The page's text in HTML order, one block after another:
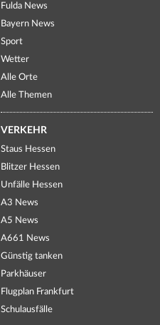
Fulda News
Bayern News
Sport
Wetter
Alle Orte
Alle Themen
VERKEHR
Staus Hessen
Blitzer Hessen
Unfälle Hessen
A3 News
A5 News
A661 News
Günstig tanken
Parkhäuser
Flugplan Frankfurt
Schulausfälle